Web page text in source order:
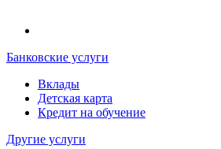
Банковские услуги
Вклады
Детская карта
Кредит на обучение
Другие услуги